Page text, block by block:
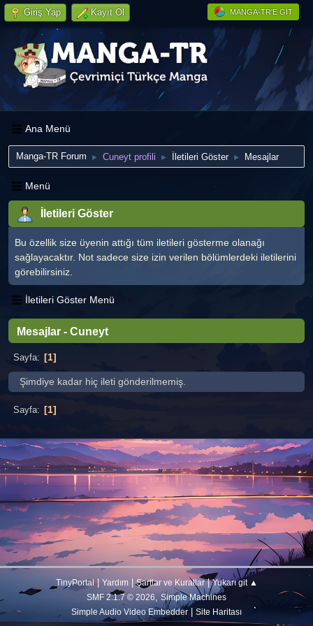
MANGA-TR'E GIT
Giriş Yap Kayıt Ol
Ana Menü
Manga-TR Forum ► Cuneyt profili ► İletileri Göster ► Mesajlar
Menü
İletileri Göster
Bu özellik size üyenin attığı tüm iletileri gösterme olanağı
sağlayacaktır. Not sadece size izin verilen bölümlerdeki iletilerini
görebilirsiniz.
İletileri Göster Menü
Mesajlar - Cuneyt
Sayfa 1
Şimdiye kadar hiç ileti gönderilmemiş.
Sayfa 1
TinyPortal| Yardım|Şartlar ve Kurallar|Yukarı git ▲
SMF 2.1.7 © 2026, Simple Machines
Simple Audio Video Embedder
Site Haritası